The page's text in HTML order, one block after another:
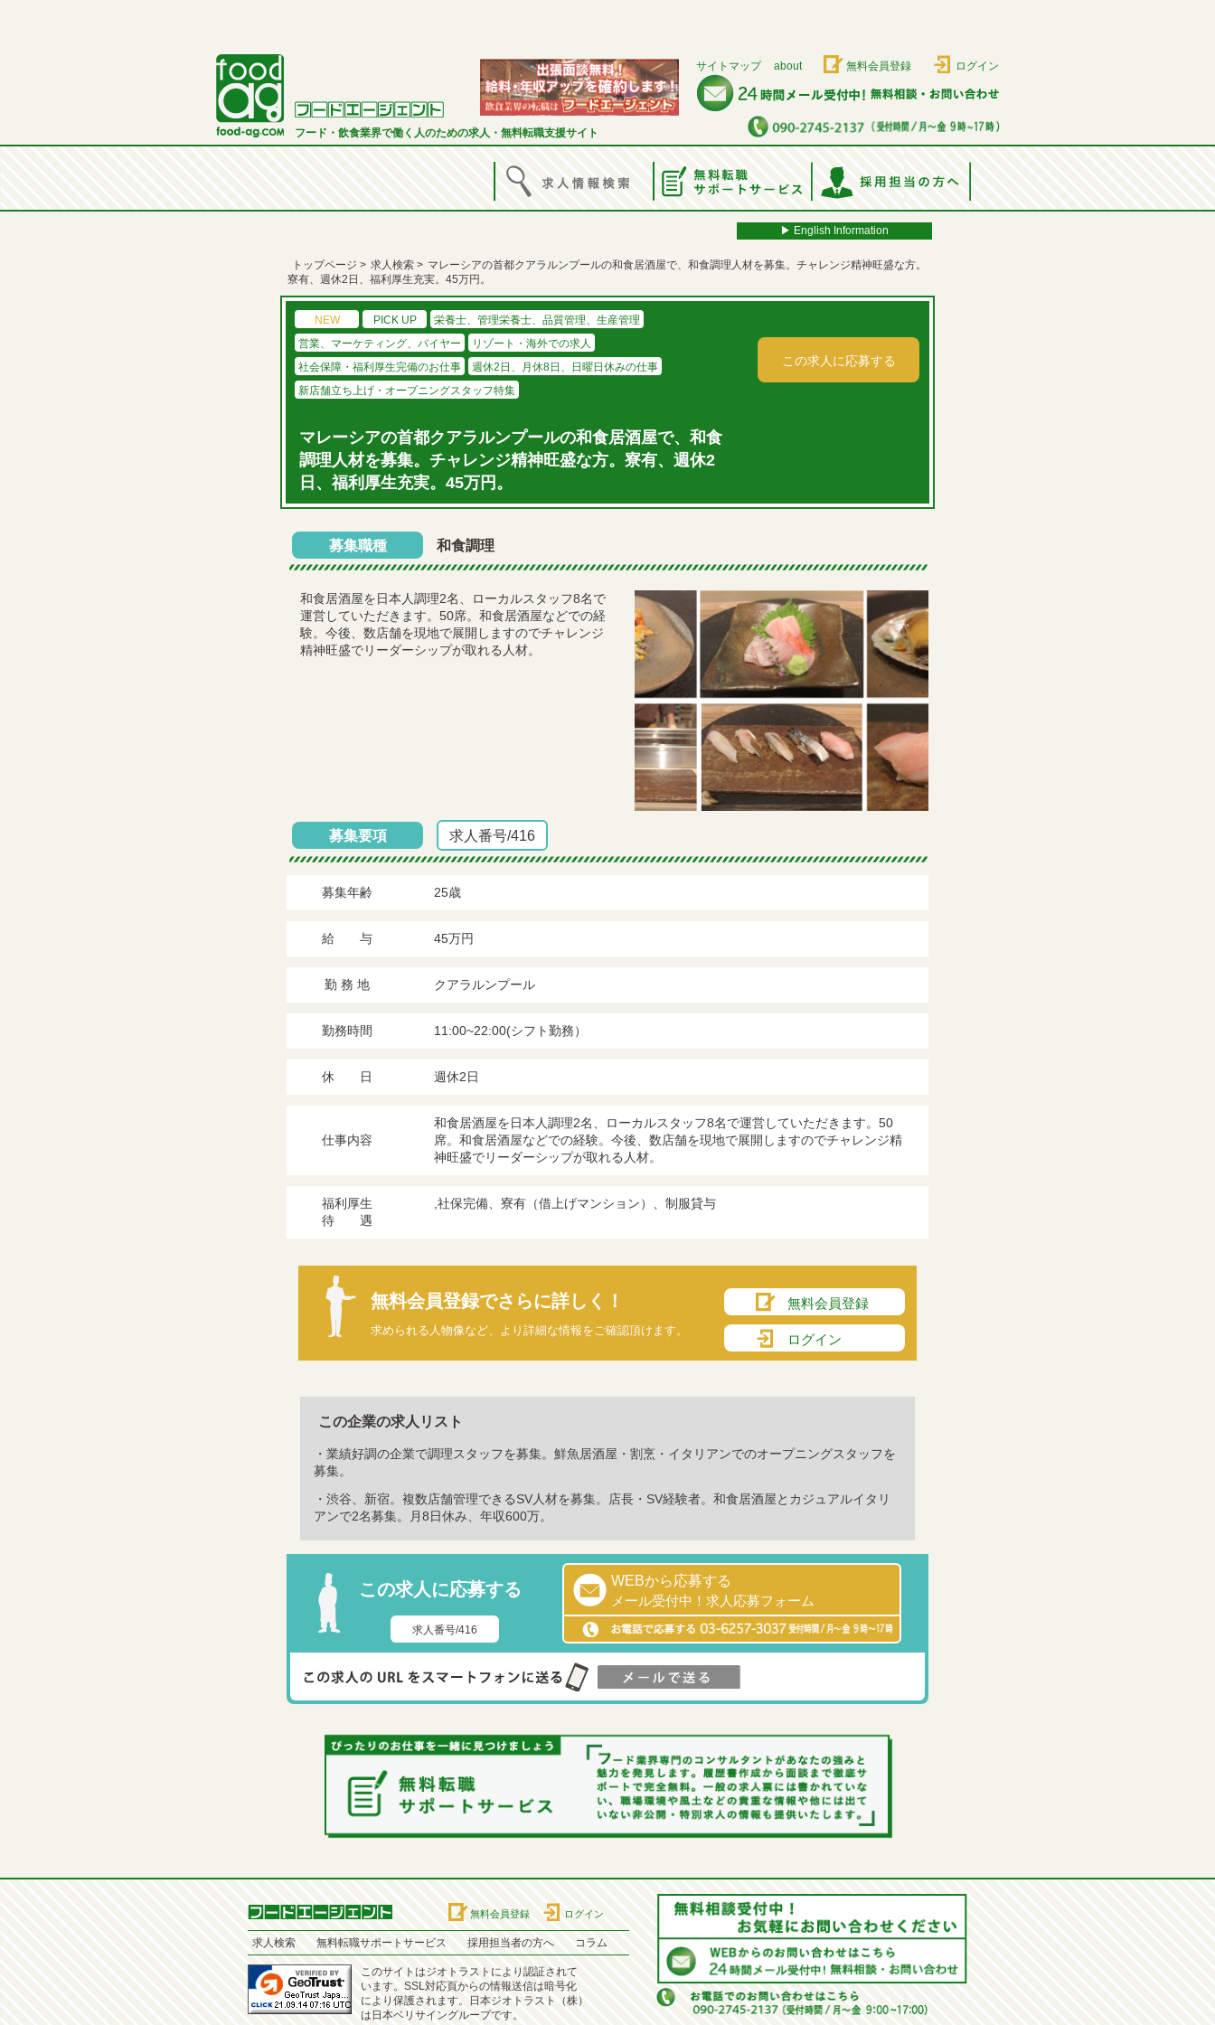
フード・飲食業界で働く人のための求人・無料転職支援サイト
サイトマップ about 無料会員登録 ログイン
▶︎ English Information
トップページ 求人検索
マレーシアの首都クアラルンプールの和食居酒屋で、和食調理人材を募集。チャレンジ精神旺盛な方。
寮有、週休2日、福利厚生充実。45万円。
NEW PICK UP
栄養士、管理栄養士、品質管理、生産管理
営業、マーケティング、バイヤー
リゾート・海外での求人
社会保障・福利厚生完備のお仕事
週休2日、月休8日、日曜日休みの仕事
新店舗立ち上げ・オープニングスタッフ特集
マレーシアの首都クアラルンプールの和食居酒屋で、和食
調理人材を募集。チャレンジ精神旺盛な方。寮有、週休2
日、福利厚生充実。45万円。
この求人に応募する
募集職種 和食調理
和食居酒屋を日本人調理2名、ローカルスタッフ8名で
運営していただきます。50席。和食居酒屋などでの経
験。今後、数店舗を現地で展開しますのでチャレンジ
精神旺盛でリーダーシップが取れる人材。
募集要項 求人番号/416
募集年齢 25歳
給 与 45万円
勤 務 地 クアラルンプール
勤務時間 11:00~22:00(シフト勤務）
休 日 週休2日
仕事内容
和食居酒屋を日本人調理2名、ローカルスタッフ8名で運営していただきます。50
席。和食居酒屋などでの経験。今後、数店舗を現地で展開しますのでチャレンジ精
神旺盛でリーダーシップが取れる人材。
福利厚生
待 遇
,社保完備、寮有（借上げマンション）、制服貸与
無料会員登録でさらに詳しく！
求められる人物像など、より詳細な情報をご確認頂けます。
無料会員登録
ログイン
この企業の求人リスト
・業績好調の企業で調理スタッフを募集。鮮魚居酒屋・割烹・イタリアンでのオープニングスタッフを
募集。
・渋谷、新宿。複数店舗管理できるSV人材を募集。店長・SV経験者。和食居酒屋とカジュアルイタリ
アンで2名募集。月8日休み、年収600万。
この求人に応募する
求人番号/416
WEBから応募する
メール受付中！求人応募フォーム
無料会員登録 ログイン
求人検索 無料転職サポートサービス 採用担当者の方へ コラム
このサイトはジオトラストにより認証されて
います。SSL対応頁からの情報送信は暗号化
により保護されます。日本ジオトラスト（株）
は日本ベリサイングループです。